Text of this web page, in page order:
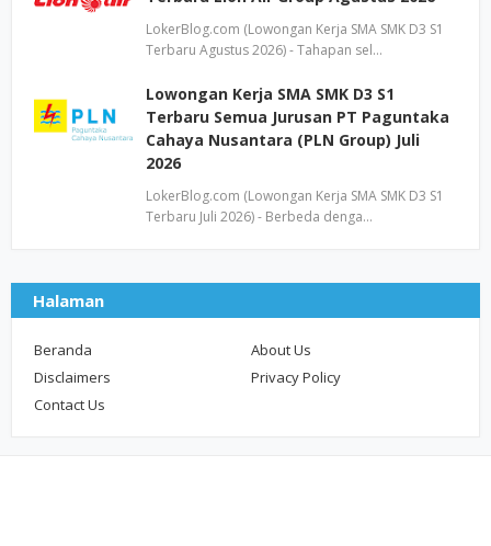
LokerBlog.com (Lowongan Kerja SMA SMK D3 S1
Terbaru Agustus 2026) - Tahapan sel…
Lowongan Kerja SMA SMK D3 S1
Terbaru Semua Jurusan PT Paguntaka
Cahaya Nusantara (PLN Group) Juli
2026
LokerBlog.com (Lowongan Kerja SMA SMK D3 S1
Terbaru Juli 2026) - Berbeda denga…
Halaman
Beranda
About Us
Disclaimers
Privacy Policy
Contact Us